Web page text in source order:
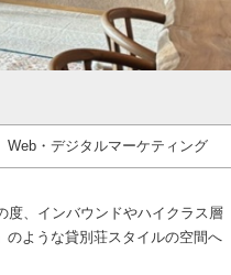
・デジタルマーケティング
度、インバウンドやハイクラス層
のような貸別荘スタイルの空間へ